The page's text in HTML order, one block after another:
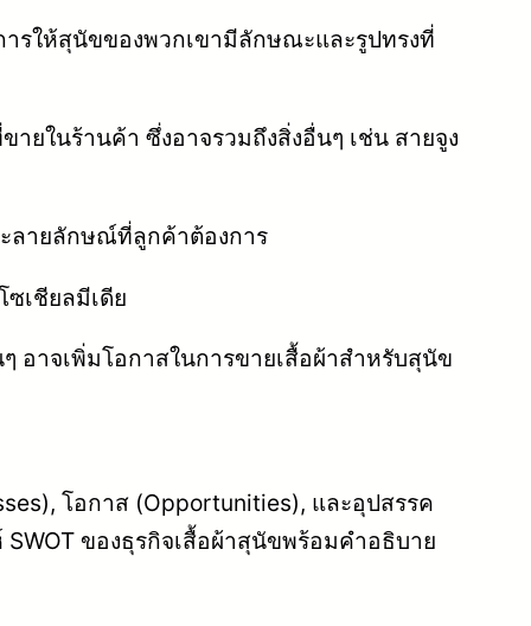
รให้สุนัขของพวกเขามีลักษณะและรูปทรงที่
ยในร้านค้า ซึ่งอาจรวมถึงสิ่งอื่นๆ เช่น สายจูง
ลายลักษณ์ที่ลูกค้าต้องการ
เชียลมีเดีย
อาจเพิ่มโอกาสในการขายเสื้อผ้าสำหรับสุนัข
โอกาส (Opportunities), และอุปสรรค
ของธุรกิจเสื้อผ้าสุนัขพร้อมคำอธิบาย